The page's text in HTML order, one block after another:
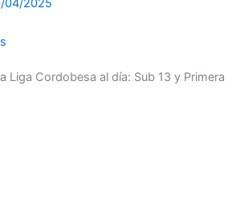
04/2025
Liga Cordobesa al día: Sub 13 y Primera